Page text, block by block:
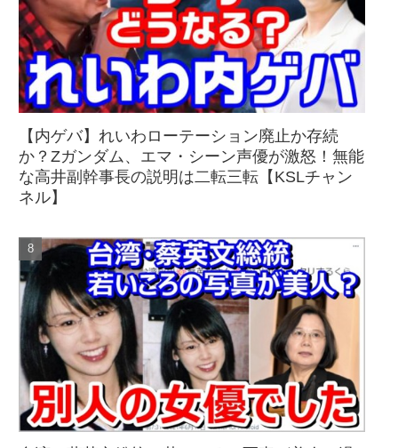
【内ゲバ】れいわローテーション廃止か存続
か？Zガンダム、エマ・シーン声優が激怒！無能
な高井副幹事長の説明は二転三転【KSLチャン
ネル】